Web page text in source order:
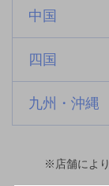
中国
四国
九州・沖縄
※店舗によ